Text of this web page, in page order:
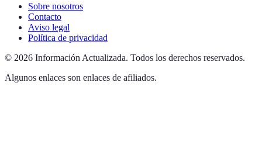
Sobre nosotros
Contacto
Aviso legal
Política de privacidad
© 2026 Información Actualizada. Todos los derechos reservados.
Algunos enlaces son enlaces de afiliados.